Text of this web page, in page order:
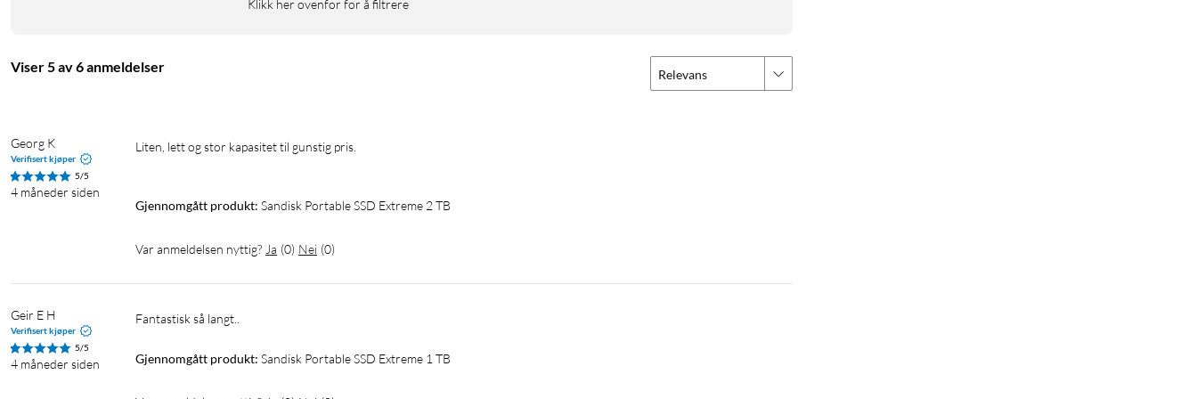
Klikk her ovenfor for å filtrere
Viser 5 av 6 anmeldelser Relevans
Georg K
Verifisert kjøper
5/5
4 måneder siden
Liten, lett og stor kapasitet til gunstig pris.
Gjennomgått produkt: Sandisk Portable SSD Extreme 2 TB
Var anmeldelsen nyttig? Ja (0) Nei (0)
Geir E H
Verifisert kjøper
5/5
4 måneder siden
Fantastisk så langt..
Gjennomgått produkt: Sandisk Portable SSD Extreme 1 TB